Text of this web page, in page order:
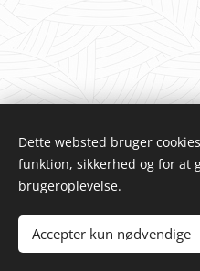
JS Food
Dette websted bruger
funktion, sikkerhed og for at
brugeroplevelse.
Accepter kun nødvendige